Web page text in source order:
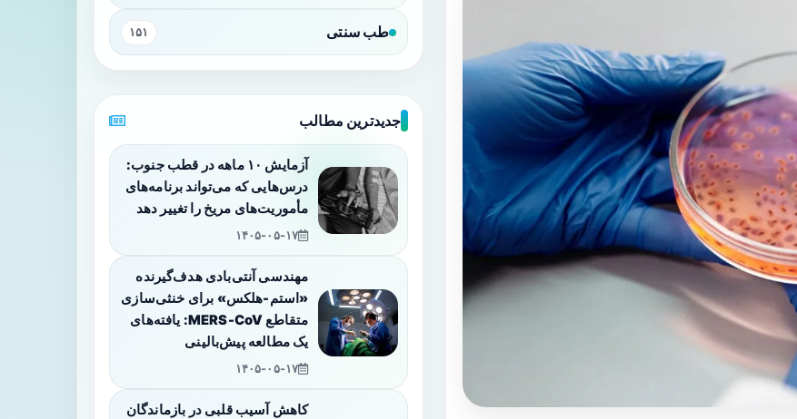
طب سنتی ۱۵۱
جدیدترین مطالب
آزمایش ۱۰ ماهه در قطب جنوب:
درس‌هایی که می‌تواند برنامه‌های
مأموریت‌های مریخ را تغییر دهد
۱۴۰۵-۰۵-۱۷
مهندسی آنتی‌بادی هدف‌گیرنده
«استم-هلکس» برای خنثی‌سازی
متقاطع MERS-CoV: یافته‌های
یک مطالعه پیش‌بالینی
۱۴۰۵-۰۵-۱۷
کاهش آسیب قلبی در بازماندگان